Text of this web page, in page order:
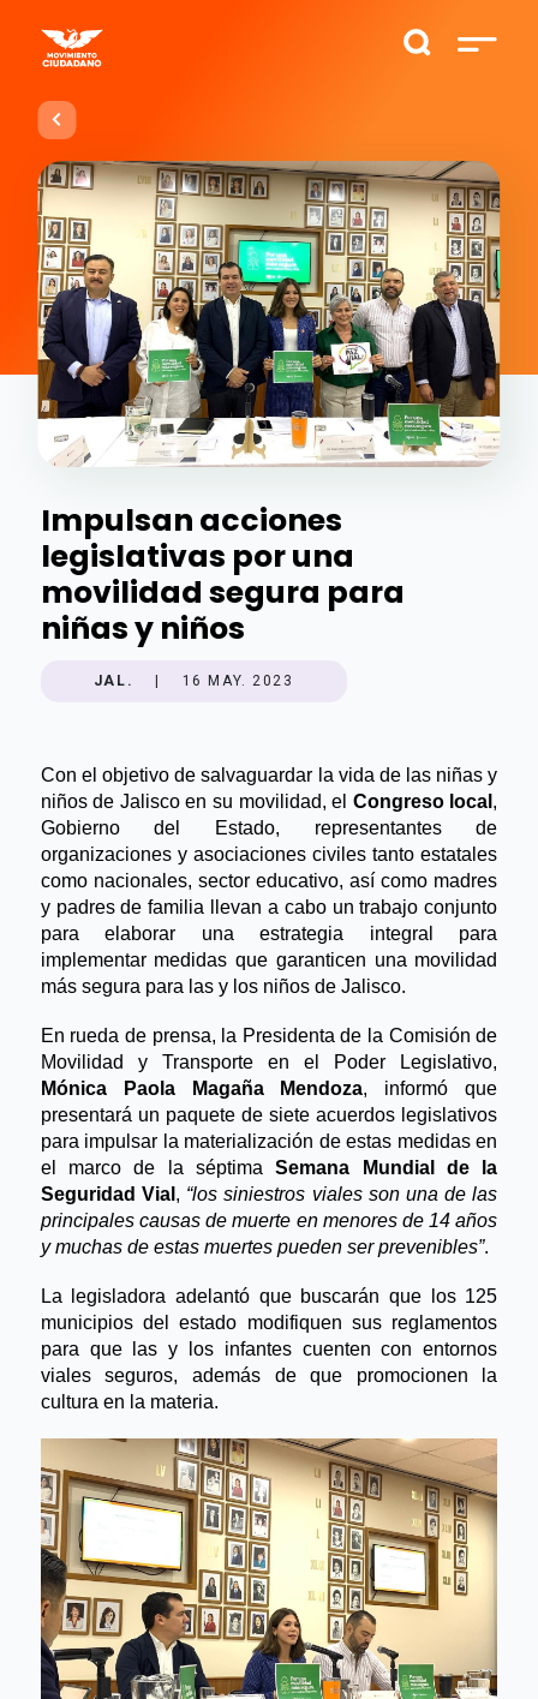
Impulsan acciones
legislativas por una
movilidad segura para
niñas y niños
JAL. 16 MAY. 2023
Con el objetivo de salvaguardar la vida de las niñas y
niños de Jalisco en su movilidad, el Congreso local ,
Gobierno del Estado, representantes de
organizaciones y asociaciones civiles tanto estatales
como nacionales, sector educativo, así como madres
y padres de familia llevan a cabo un trabajo conjunto
para elaborar una estrategia integral para
implementar medidas que garanticen una movilidad
más segura para las y los niños de Jalisco.
En rueda de prensa, la Presidenta de la Comisión de
Mónica Paola Magaña Mendoza, informó que
presentará un paquete de siete acuerdos legislativos
para impulsar la materialización de estas medidas en
el marco de la séptima Semana Mundial de la
Seguridad Vial , “los siniestros viales son una de las
principales causas de muerte en menores de 14 años
y muchas de estas muertes pueden ser prevenibles”.
La legisladora adelantó que buscarán que los 125
municipios del estado modifiquen sus reglamentos
para que las y los infantes cuenten con entornos
viales seguros, además de que promocionen la
cultura en la materia.